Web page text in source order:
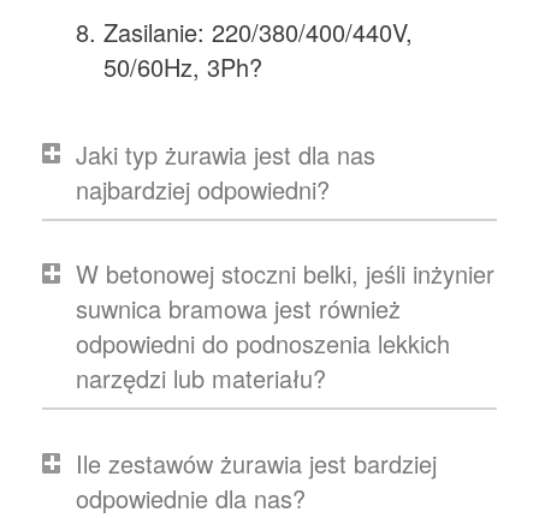
Zasilanie: 220/380/400/440V,
50/60Hz, 3Ph?
Jaki typ żurawia jest dla nas
najbardziej odpowiedni?
W betonowej stoczni belki, jeśli inżynier
suwnica bramowa jest również
odpowiedni do podnoszenia lekkich
narzędzi lub materiału?
Ile zestawów żurawia jest bardziej
odpowiednie dla nas?